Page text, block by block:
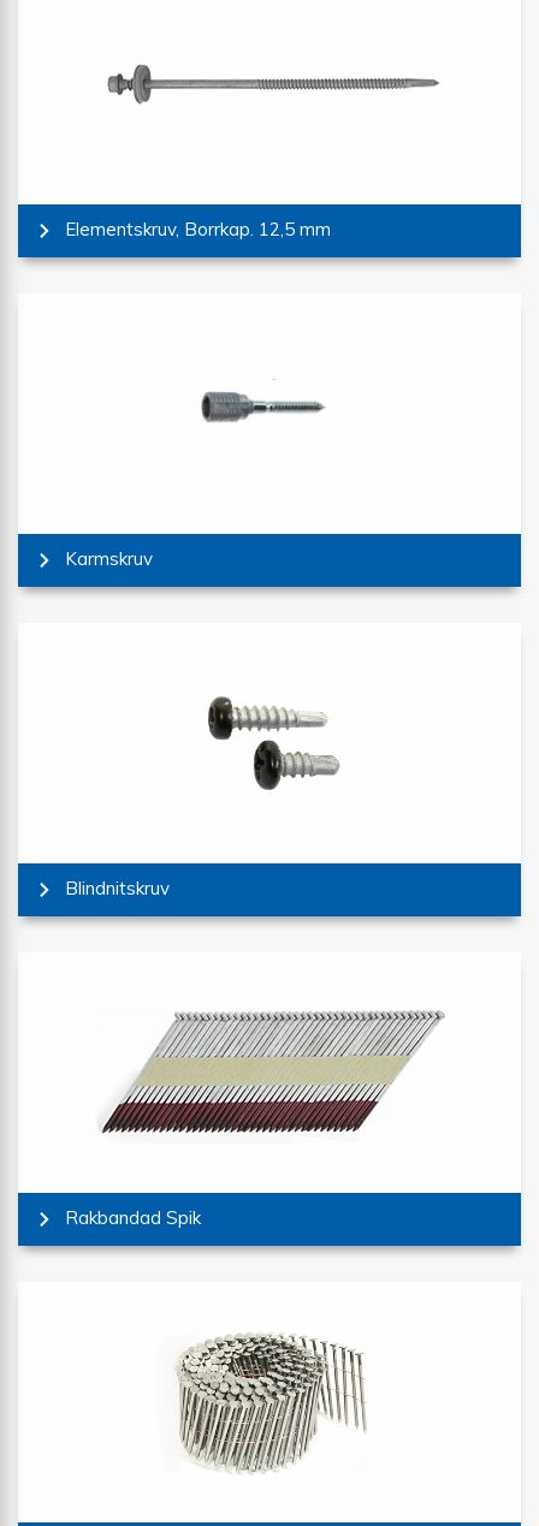
Elementskruv, Borrkap. 12,5 mm
Karmskruv
Blindnitskruv
Rakbandad Spik